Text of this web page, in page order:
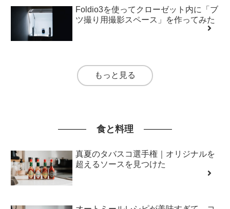
Foldio3を使ってクローゼット内に「ブ
ツ撮り用撮影スペース」を作ってみた
もっと見る
食と料理
真夏のタバスコ選手権｜オリジナルを
超えるソースを見つけた